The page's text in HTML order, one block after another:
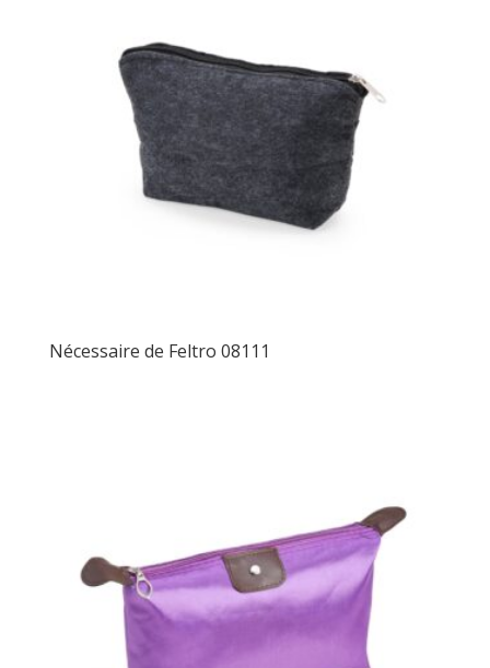
Nécessaire de Feltro 08111